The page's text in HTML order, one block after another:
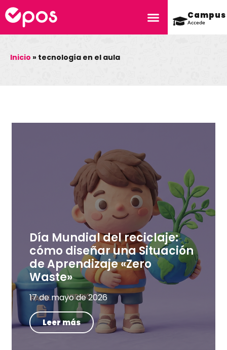
Campus
Accede
Inicio » tecnología en el aula
Día Mundial del reciclaje:
cómo diseñar una Situación
de Aprendizaje «Zero
Waste»
17 de mayo de 2026
Leer más